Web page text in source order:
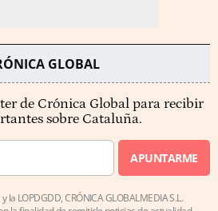
GLOBAL
de Crónica Global para recibir
sobre Cataluña.
APUNTARME
la LOPDGDD, CRÓNICA GLOBALMEDIA S.L.